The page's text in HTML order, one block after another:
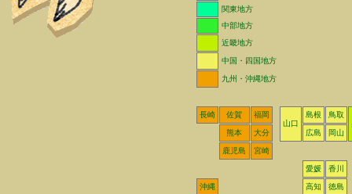
関東地方
中部地方
近畿地方
中国・四国地方
九州・沖縄地方
長崎 佐賀
福岡
山口
島根
鳥取
熊本
大分 広島 岡山
鹿児島 宮崎
愛媛 香川
沖縄 高知 徳島